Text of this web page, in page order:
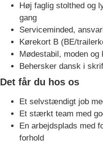
Høj faglig stolthed og
gang
Serviceminded,
Kørekort B (BE/
Mødestabil, moden og
Behersker dansk i
Det får du hos os
Et selvstændigt job
Et stærkt team med
En arbejdsplads med
forhold